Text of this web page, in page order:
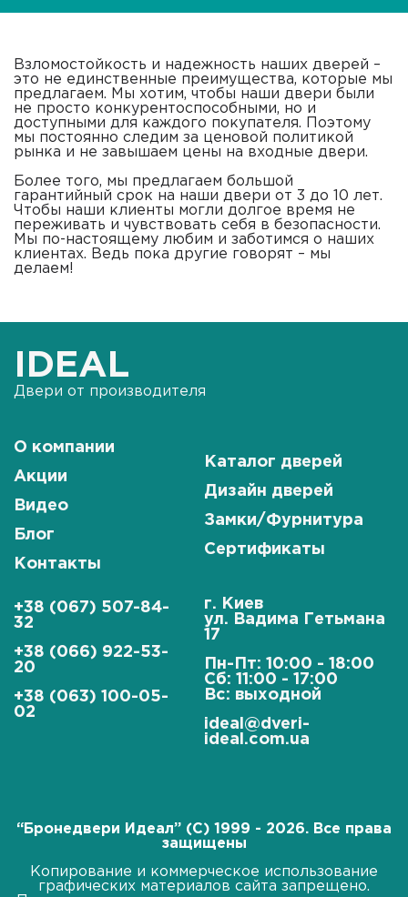
Взломостойкость и надежность наших дверей –
это не единственные преимущества, которые мы
предлагаем. Мы хотим, чтобы наши двери были
не просто конкурентоспособными, но и
доступными для каждого покупателя. Поэтому
мы постоянно следим за ценовой политикой
рынка и не завышаем цены на входные двери.
Более того, мы предлагаем большой
гарантийный срок на наши двери от 3 до 10 лет.
Чтобы наши клиенты могли долгое время не
переживать и чувствовать себя в безопасности.
Мы по-настоящему любим и заботимся о наших
клиентах. Ведь пока другие говорят – мы
делаем!
IDEAL
Двери от производителя
О компании
Акции
Видео
Блог
Контакты
Каталог дверей
Дизайн дверей
Замки/Фурнитура
Сертификаты
+38 (067) 507-84-
32
+38 (066) 922-53-
20
+38 (063) 100-05-
02
г. Киев
ул. Вадима Гетьмана
17
Пн-Пт: 10:00 - 18:00
Сб: 11:00 - 17:00
Вс: выходной
ideal@dveri-
ideal.com.ua
“Бронедвери Идеал” (C) 1999 - 2026. Все права
защищены
Копирование и коммерческое использование
графических материалов сайта запрещено.